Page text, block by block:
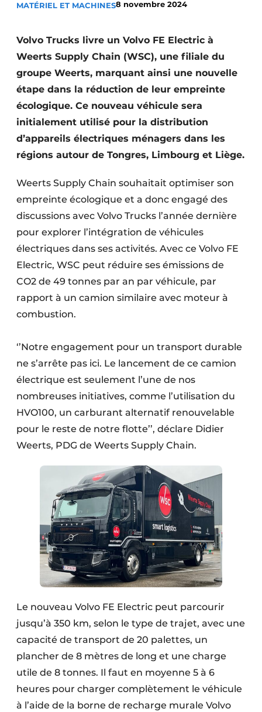
Construction bois
Contrôle d’accès
Éclairage
Façades
Géotextiles
Infrastructures souterraines et égouttage
Protection solaire
Rénovation
Software
Techniques ferroviaires
MATÉRIEL ET MACHINES8 novembre 2024
Volvo Trucks livre un Volvo FE Electric à
Weerts Supply Chain (WSC), une filiale du
groupe Weerts, marquant ainsi une nouvelle
étape dans la réduction de leur empreinte
écologique. Ce nouveau véhicule sera
initialement utilisé pour la distribution
d’appareils électriques ménagers dans les
régions autour de Tongres, Limbourg et Liège.
Weerts Supply Chain souhaitait optimiser son
empreinte écologique et a donc engagé des
discussions avec Volvo Trucks l’année dernière
pour explorer l’intégration de véhicules
électriques dans ses activités. Avec ce Volvo FE
Electric, WSC peut réduire ses émissions de
CO2 de 49 tonnes par an par véhicule, par
rapport à un camion similaire avec moteur à
combustion.
‘’Notre engagement pour un transport durable
ne s’arrête pas ici. Le lancement de ce camion
électrique est seulement l’une de nos
nombreuses initiatives, comme l’utilisation du
HVO100, un carburant alternatif renouvelable
pour le reste de notre flotte’’, déclare Didier
Weerts, PDG de Weerts Supply Chain.
Le nouveau Volvo FE Electric peut parcourir
jusqu’à 350 km, selon le type de trajet, avec une
capacité de transport de 20 palettes, un
plancher de 8 mètres de long et une charge
utile de 8 tonnes. Il faut en moyenne 5 à 6
heures pour charger complètement le véhicule
à l’aide de la borne de recharge murale Volvo